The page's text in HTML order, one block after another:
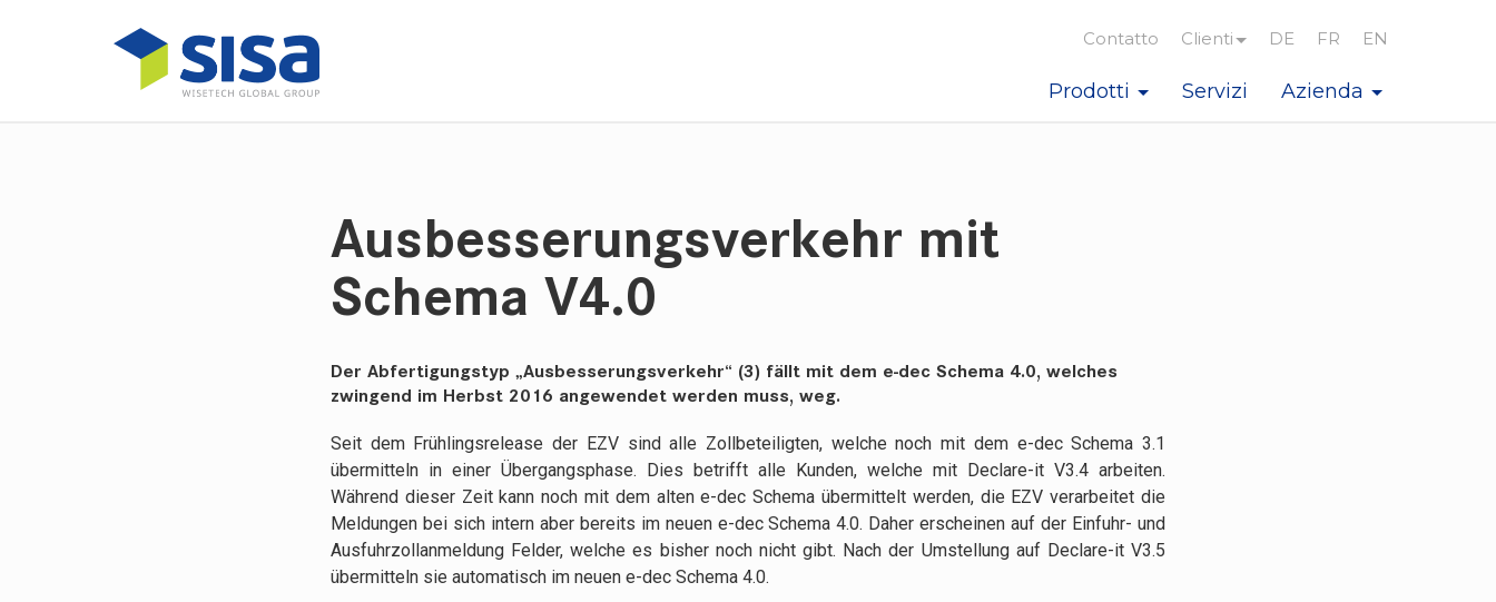
Contatto Clienti DE FR EN
Prodotti Servizi Azienda
Ausbesserungsverkehr mit
Schema V4.0
Der Abfertigungstyp „Ausbesserungsverkehr“ (3) fällt mit dem e-dec Schema 4.0, welches
zwingend im Herbst 2016 angewendet werden muss, weg.
Seit dem Frühlingsrelease der EZV sind alle Zollbeteiligten, welche noch mit dem e-dec Schema 3.1
übermitteln in einer Übergangsphase. Dies betrifft alle Kunden, welche mit Declare-it V3.4 arbeiten.
Während dieser Zeit kann noch mit dem alten e-dec Schema übermittelt werden, die EZV verarbeitet die
Meldungen bei sich intern aber bereits im neuen e-dec Schema 4.0. Daher erscheinen auf der Einfuhr- und
Ausfuhrzollanmeldung Felder, welche es bisher noch nicht gibt. Nach der Umstellung auf Declare-it V3.5
übermitteln sie automatisch im neuen e-dec Schema 4.0.